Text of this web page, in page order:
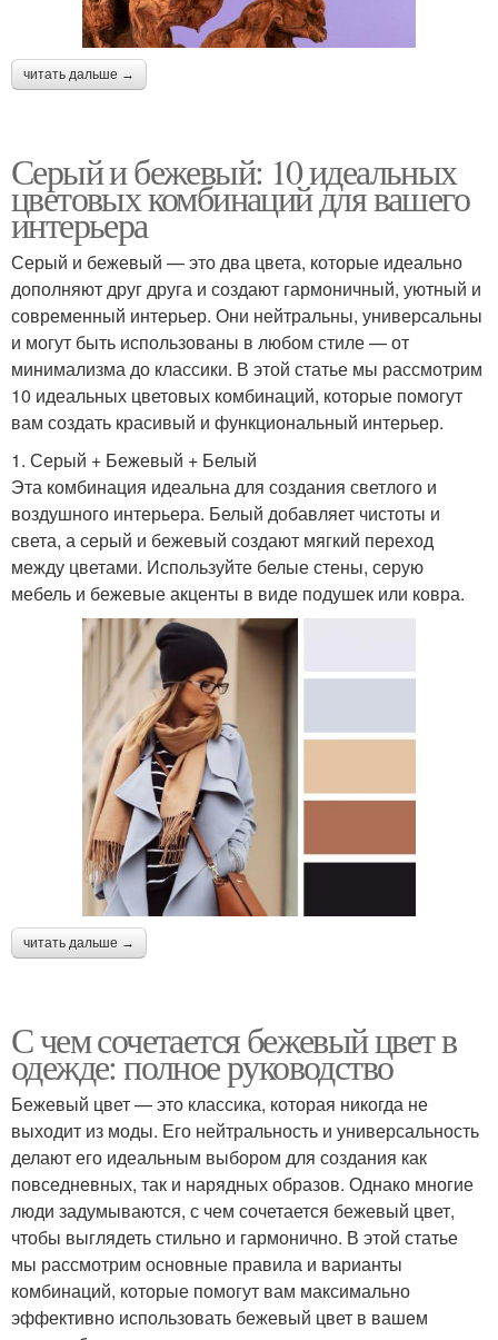
читать дальше →
Серый и бежевый: 10 идеальных
цветовых комбинаций для вашего
интерьера
Серый и бежевый — это два цвета, которые идеально
дополняют друг друга и создают гармоничный, уютный и
современный интерьер. Они нейтральны, универсальны
и могут быть использованы в любом стиле — от
минимализма до классики. В этой статье мы рассмотрим
10 идеальных цветовых комбинаций, которые помогут
вам создать красивый и функциональный интерьер.
1. Серый + Бежевый + Белый
Эта комбинация идеальна для создания светлого и
воздушного интерьера. Белый добавляет чистоты и
света, а серый и бежевый создают мягкий переход
между цветами. Используйте белые стены, серую
мебель и бежевые акценты в виде подушек или ковра.
читать дальше →
С чем сочетается бежевый цвет в
одежде: полное руководство
Бежевый цвет — это классика, которая никогда не
выходит из моды. Его нейтральность и универсальность
делают его идеальным выбором для создания как
повседневных, так и нарядных образов. Однако многие
люди задумываются, с чем сочетается бежевый цвет,
чтобы выглядеть стильно и гармонично. В этой статье
мы рассмотрим основные правила и варианты
комбинаций, которые помогут вам максимально
эффективно использовать бежевый цвет в вашем